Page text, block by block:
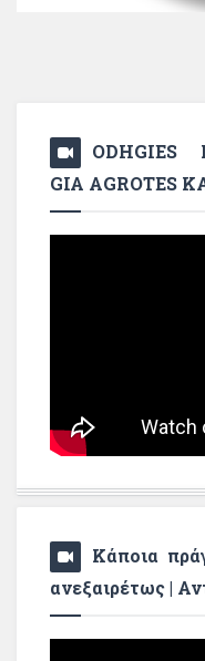
ODHGIES
GIA AGROTES
Κάποια
ανεξαιρέτως |